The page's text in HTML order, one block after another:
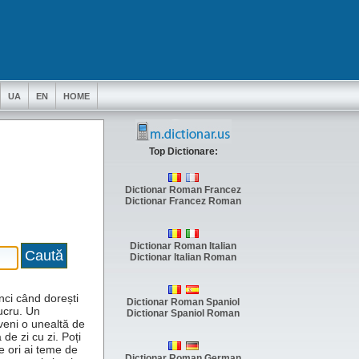
UA EN HOME
când dorești
Un
o unealtă de
de zi cu zi. Poți
ori ai teme de
Top Dictionare:
Dictionar Roman Francez
Dictionar Francez Roman
Dictionar Roman Italian
Dictionar Italian Roman
Dictionar Roman Spaniol
Dictionar Spaniol Roman